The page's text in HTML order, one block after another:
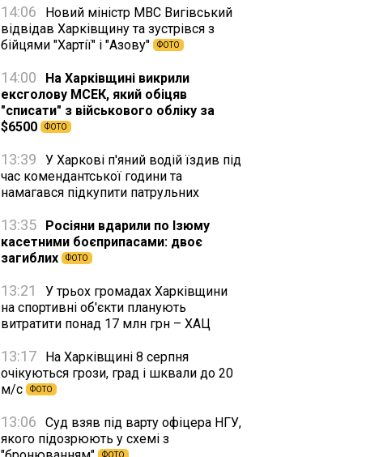
14:06
Новий міністр МВС Вигівський
відвідав Харківщину та зустрівся з
бійцями "Хартії" і "Азову"
ФОТО
14:00
На Харківщині викрили
ексголову МСЕК, який обіцяв
"списати" з військового обліку за
$6500
ФОТО
13:39
У Харкові п'яний водій їздив під
час комендантської години та
намагався підкупити патрульних
13:35
Росіяни вдарили по Ізюму
касетними боєприпасами: двоє
загиблих
ФОТО
13:21
У трьох громадах Харківщини
на спортивні об'єкти планують
витратити понад 17 млн грн – ХАЦ
13:17
На Харківщині 8 серпня
очікуються грози, град і шквали до 20
м/с
ФОТО
13:06
Суд взяв під варту офіцера НГУ,
якого підозрюють у схемі з
ФОТО